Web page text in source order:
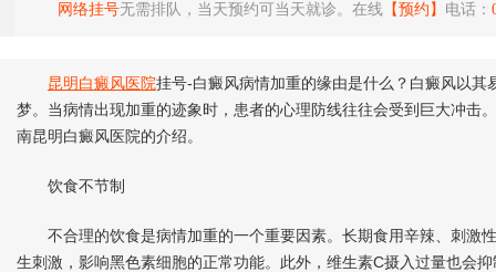
网络挂号无需排队，当天预约可当天就诊。在线 【预约】 电话：
昆明白癜风医院挂号-白癜风病情加重的缘由是什么？白癜风以
梦。当病情出现加重的迹象时，患者的心理防线往往会受到巨大冲击
南昆明白癜风医院的介绍。
饮食不节制
不合理的饮食是病情加重的一个重要因素。长期食用辛辣、刺激
生刺激，影响黑色素细胞的正常功能。此外，维生素C摄入过量也会